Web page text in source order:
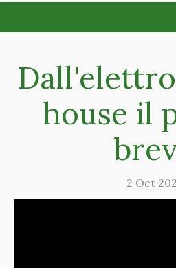
house il
2 Oct